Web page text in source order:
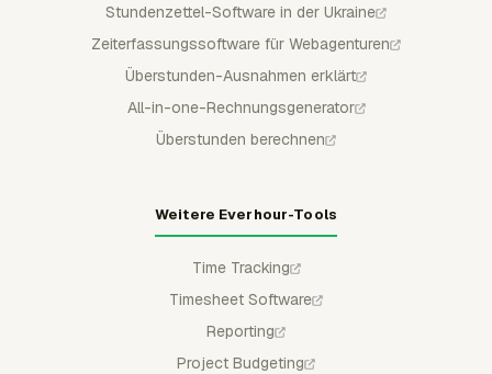
Stundenzettel-Software in der Ukraine
Zeiterfassungssoftware für Webagenturen
Überstunden-Ausnahmen erklärt
All-in-one-Rechnungsgenerator
Überstunden berechnen
Weitere Everhour-Tools
Time Tracking
Timesheet Software
Reporting
Project Budgeting